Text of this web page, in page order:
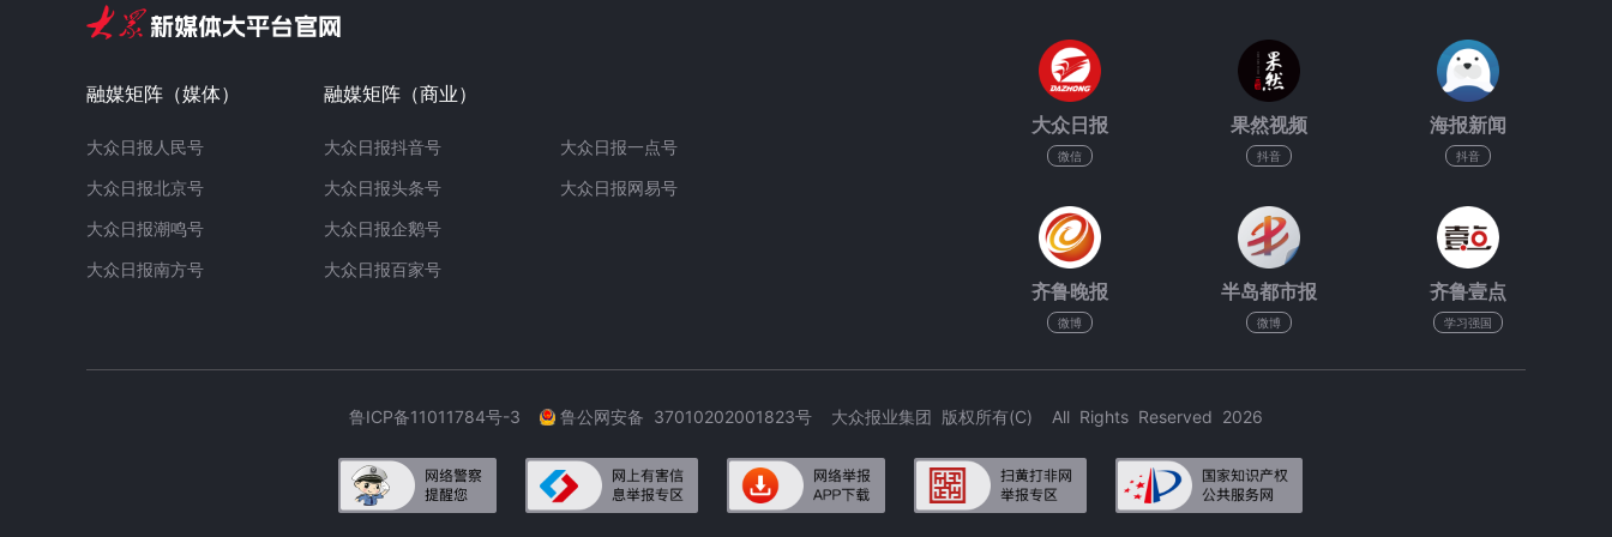
融媒矩阵（媒体）
大众日报人民号
大众日报北京号
大众日报潮鸣号
大众日报南方号
融媒矩阵（商业）
大众日报抖音号
大众日报头条号
大众日报企鹅号
大众日报百家号
大众日报一点号
大众日报网易号
大众日报
微信
果然视频
抖音
海报新闻
抖音
齐鲁晚报
微博
半岛都市报
微博
齐鲁壹点
学习强国
鲁ICP备11011784号-3 鲁公网安备 37010202001823号 大众报业集团 版权所有(C) All Rights Reserved 2026